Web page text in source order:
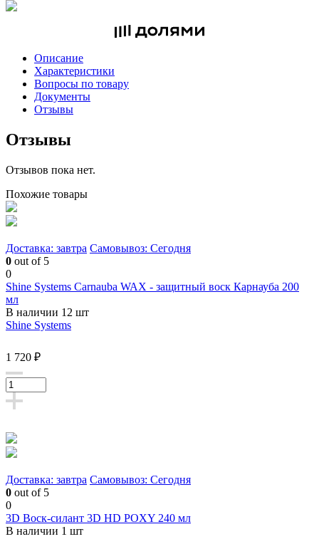
Описание
Характеристики
Вопросы по товару
Документы
Отзывы
Отзывы
Отзывов пока нет.
Похожие товары
Доставка: завтра Самовывоз: Сегодня
0 out of 5
0
Shine Systems Carnauba WAX - защитный воск Карнауба 200
мл
В наличии 12 шт
Shine Systems
1 720 ₽
Доставка: завтра Самовывоз: Сегодня
0 out of 5
0
3D Воск-силант 3D HD POXY 240 мл
В наличии 1 шт